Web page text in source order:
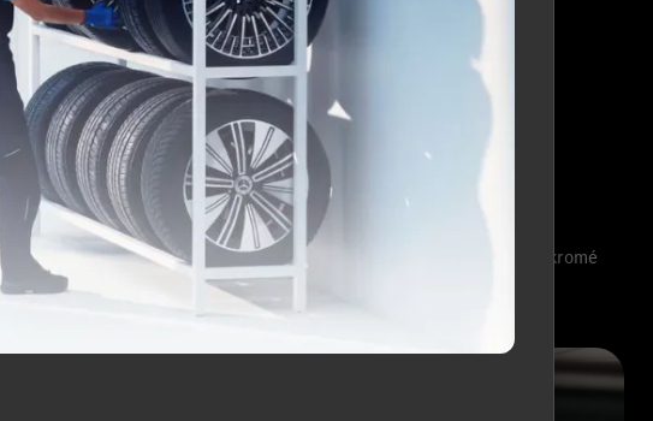
až po převzetí vozu
Speciálně vyškolený AMG tým
Privátní lounge zónu a soukromé